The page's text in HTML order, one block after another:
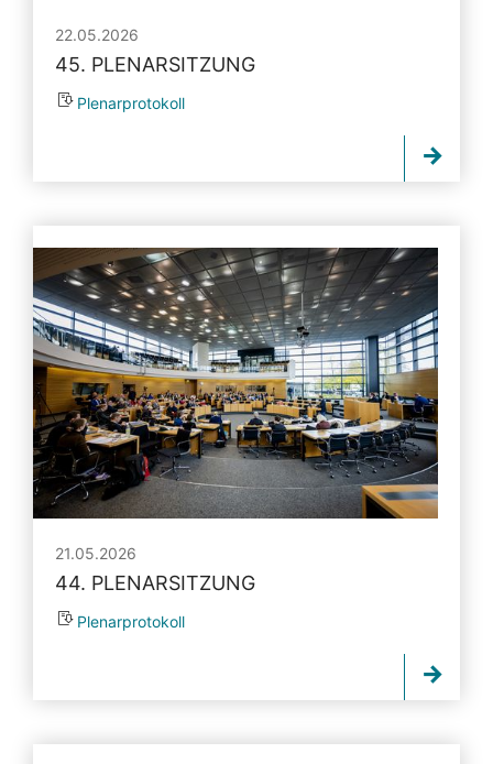
22.05.2026
45. PLENARSITZUNG
Plenarprotokoll
21.05.2026
44. PLENARSITZUNG
Plenarprotokoll